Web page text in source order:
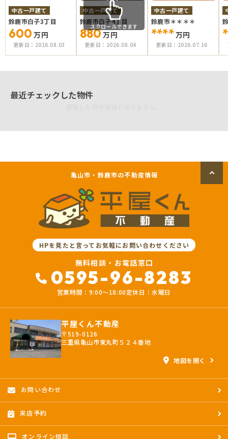
中古一戸建て
鈴鹿市白子3丁目
600 万円
更新日： 2026.08.03
中古一戸建て
鈴鹿市白子4丁目
880万円
更新日： 2026.08.04
中古一戸建て
鈴鹿市＊＊＊＊
****万円
更新日： 2026.07.16
スクロールできます
最近チェックした物件
亀山市・鈴鹿市の不動産情報
HPを見たと言ってお気軽にお問い合わせください
無料相談・お電話窓口
0595-96-8283
営業時間：9:00〜18:00定休日：水曜日
平屋くん不動産
〒519-0126
三重県亀山市東丸町５２４番地
地図を開く
お問い合わせ
来店予約
オンライン相談